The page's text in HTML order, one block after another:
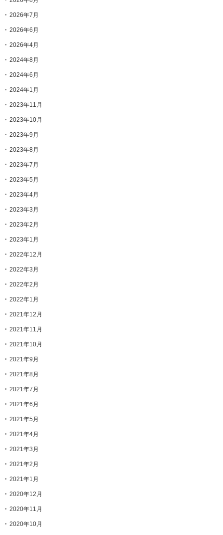
2026年7月
2026年6月
2026年4月
2024年8月
2024年6月
2024年1月
2023年11月
2023年10月
2023年9月
2023年8月
2023年7月
2023年5月
2023年4月
2023年3月
2023年2月
2023年1月
2022年12月
2022年3月
2022年2月
2022年1月
2021年12月
2021年11月
2021年10月
2021年9月
2021年8月
2021年7月
2021年6月
2021年5月
2021年4月
2021年3月
2021年2月
2021年1月
2020年12月
2020年11月
2020年10月